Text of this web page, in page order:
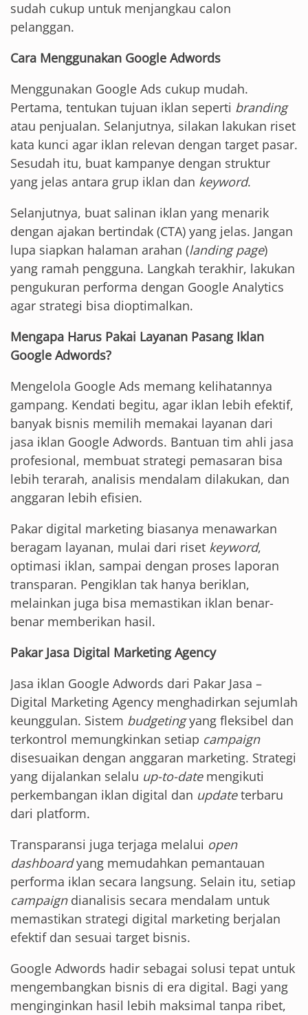
sudah cukup untuk menjangkau calon
pelanggan.
Cara Menggunakan Google Adwords
Menggunakan Google Ads cukup mudah.
Pertama, tentukan tujuan iklan seperti branding
atau penjualan. Selanjutnya, silakan lakukan riset
kata kunci agar iklan relevan dengan target pasar.
Sesudah itu, buat kampanye dengan struktur
yang jelas antara grup iklan dan keyword.
Selanjutnya, buat salinan iklan yang menarik
dengan ajakan bertindak (CTA) yang jelas. Jangan
lupa siapkan halaman arahan (landing page)
yang ramah pengguna. Langkah terakhir, lakukan
pengukuran performa dengan Google Analytics
agar strategi bisa dioptimalkan.
Mengapa Harus Pakai Layanan Pasang Iklan
Google Adwords?
Mengelola Google Ads memang kelihatannya
gampang. Kendati begitu, agar iklan lebih efektif,
banyak bisnis memilih memakai layanan dari
jasa iklan Google Adwords. Bantuan tim ahli jasa
profesional, membuat strategi pemasaran bisa
lebih terarah, analisis mendalam dilakukan, dan
anggaran lebih efisien.
Pakar digital marketing biasanya menawarkan
beragam layanan, mulai dari riset keyword,
optimasi iklan, sampai dengan proses laporan
transparan. Pengiklan tak hanya beriklan,
melainkan juga bisa memastikan iklan benar-
benar memberikan hasil.
Pakar Jasa Digital Marketing Agency
Jasa iklan Google Adwords dari Pakar Jasa –
Digital Marketing Agency menghadirkan sejumlah
keunggulan. Sistem budgetingyang fleksibel dan
terkontrol memungkinkan setiap campaign
disesuaikan dengan anggaran marketing. Strategi
yang dijalankan selalu up-to-datemengikuti
perkembangan iklan digital dan updateterbaru
dari platform.
Transparansi juga terjaga melalui open
dashboardyang memudahkan pemantauan
performa iklan secara langsung. Selain itu, setiap
campaigndianalisis secara mendalam untuk
memastikan strategi digital marketing berjalan
efektif dan sesuai target bisnis.
Google Adwords hadir sebagai solusi tepat untuk
mengembangkan bisnis di era digital. Bagi yang
menginginkan hasil lebih maksimal tanpa ribet,